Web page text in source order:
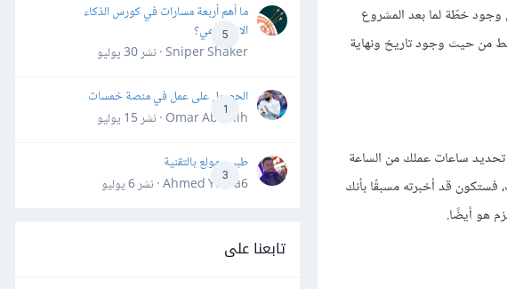
وجود خطّة لما بعد المشروع
من حيث وجود تاريخ ونهاية
تحديد ساعات عملك من الساعة
قد أخبرته مسبقًا بأنك
هو أيضًا.
5
ما أهم أربعة مسارات في كورس الذكاء
الاصطناعي؟
Sniper Shaker · نشر
30 يوليو
1
الحصول على عمل في منصة خمسات
Omar Abdallh · نشر
15 يوليو
3
طبيب مولع بالتقنية
Ahmed Yahia6 · نشر
6 يوليو
تابعنا على